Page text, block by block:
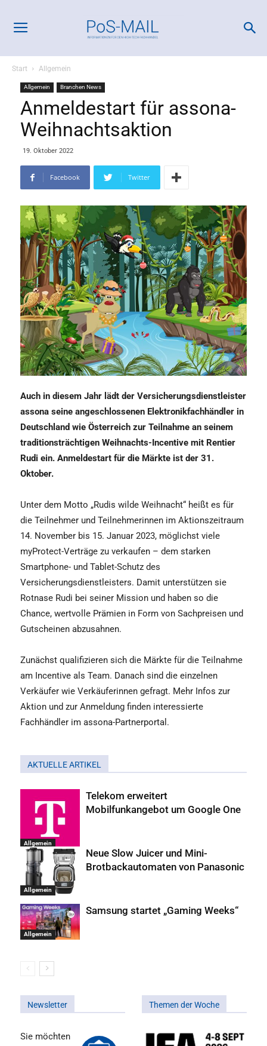
Start Allgemein
Allgemein Branchen News
Anmeldestart für assona-
Weihnachtsaktion
19. Oktober 2022
Facebook Twitter
Auch in diesem Jahr lädt der Versicherungsdienstleister
assona seine angeschlossenen Elektronikfachhändler in
Deutschland wie Österreich zur Teilnahme an seinem
traditionsträchtigen Weihnachts-Incentive mit Rentier
Rudi ein. Anmeldestart für die Märkte ist der 31.
Oktober.
Unter dem Motto „Rudis wilde Weihnacht“ heißt es für
die Teilnehmer und Teilnehmerinnen im Aktionszeitraum
14. November bis 15. Januar 2023, möglichst viele
myProtect-Verträge zu verkaufen – dem starken
Smartphone- und Tablet-Schutz des
Versicherungsdienstleisters. Damit unterstützen sie
Rotnase Rudi bei seiner Mission und haben so die
Chance, wertvolle Prämien in Form von Sachpreisen und
Gutscheinen abzusahnen.
Zunächst qualifizieren sich die Märkte für die Teilnahme
am Incentive als Team. Danach sind die einzelnen
Verkäufer wie Verkäuferinnen gefragt. Mehr Infos zur
Aktion und zur Anmeldung finden interessierte
Fachhändler im assona-Partnerportal.
AKTUELLE ARTIKEL
Allgemein
Telekom erweitert
Mobilfunkangebot um Google One
Allgemein
Neue Slow Juicer und Mini-
Brotbackautomaten von Panasonic
Allgemein
Samsung startet „Gaming Weeks“
Newsletter
Sie möchten
Themen der Woche